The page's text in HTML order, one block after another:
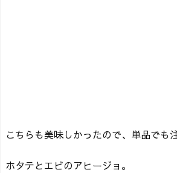
こちらも美味しかったので、単品でも
ホタテとエビのアヒージョ。